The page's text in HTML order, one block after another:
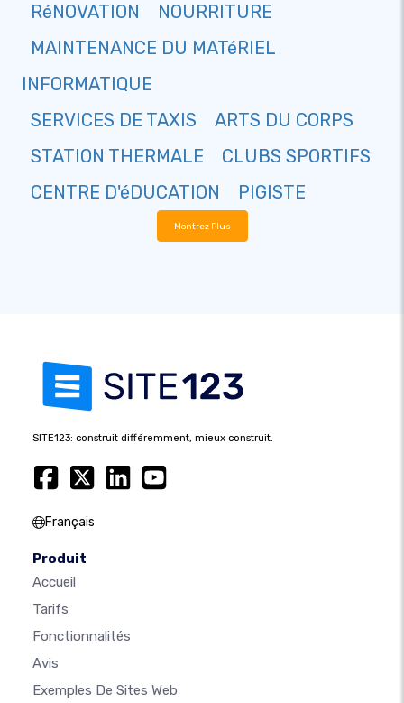
RéNOVATION
NOURRITURE
MAINTENANCE DU MATéRIEL
INFORMATIQUE
SERVICES DE TAXIS
ARTS DU CORPS
STATION THERMALE
CLUBS SPORTIFS
CENTRE D'éDUCATION
PIGISTE
Montrez Plus
SITE123: construit différemment, mieux construit.
Français
Produit
Accueil
Tarifs
Fonctionnalités
Avis
Exemples De Sites Web